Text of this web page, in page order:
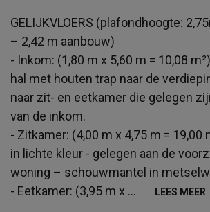
GELIJKVLOERS (plafondhoogte:
– 2,42 m aanbouw)
- Inkom: (1,80 m x 5,60 m = 10,08
hal met houten trap naar de
naar zit- en eetkamer die gelegen
van de inkom.
- Zitkamer: (4,00 m x 4,75 m = 19,00
in lichte kleur - gelegen aan de
woning – schouwmantel in
- Eetkamer: (3,95 m x ... LEES MEER